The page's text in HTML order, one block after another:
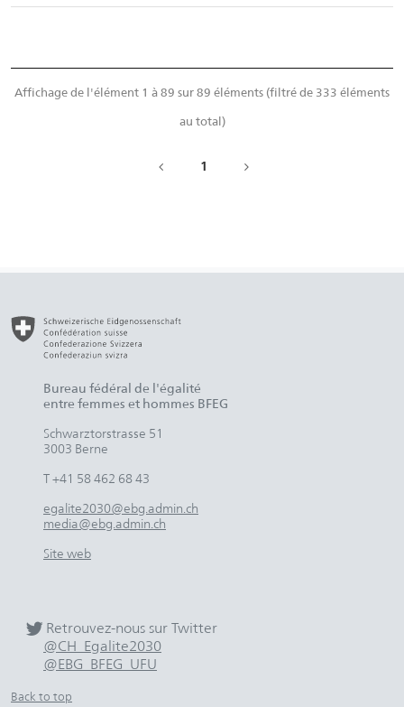
Affichage de l'élément 1 à 89 sur 89 éléments (filtré de 333 éléments
au total)
1
Bureau fédéral de l'égalité
entre femmes et hommes BFEG
Schwarztorstrasse 51
3003 Berne
T +41 58 462 68 43
egalite2030@ebg.admin.ch
media@ebg.admin.ch
Site web
Retrouvez-nous sur Twitter
@CH_Egalite2030
@EBG_BFEG_UFU
Back to top